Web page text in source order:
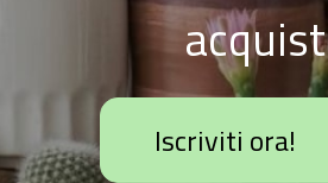
Iscriviti ora!